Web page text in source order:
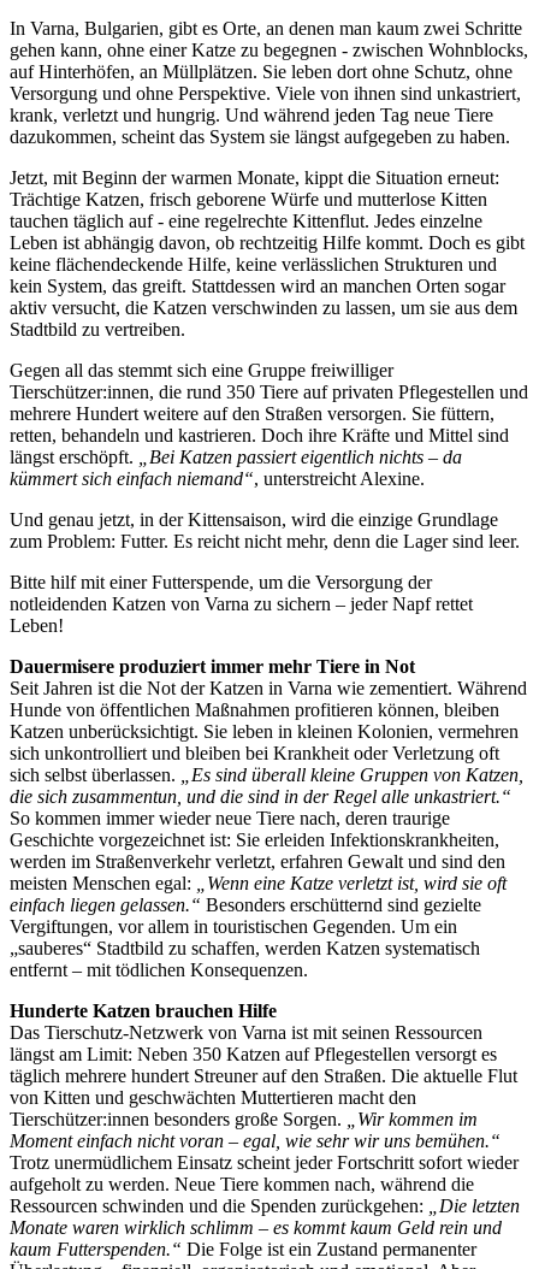
In Varna, Bulgarien, gibt es Orte, an denen man kaum zwei Schritte
gehen kann, ohne einer Katze zu begegnen - zwischen Wohnblocks,
auf Hinterhöfen, an Müllplätzen. Sie leben dort ohne Schutz, ohne
Versorgung und ohne Perspektive. Viele von ihnen sind unkastriert,
krank, verletzt und hungrig. Und während jeden Tag neue Tiere
dazukommen, scheint das System sie längst aufgegeben zu haben.
Jetzt, mit Beginn der warmen Monate, kippt die Situation erneut:
Trächtige Katzen, frisch geborene Würfe und mutterlose Kitten
tauchen täglich auf - eine regelrechte Kittenflut. Jedes einzelne
Leben ist abhängig davon, ob rechtzeitig Hilfe kommt. Doch es gibt
keine flächendeckende Hilfe, keine verlässlichen Strukturen und
kein System, das greift. Stattdessen wird an manchen Orten sogar
aktiv versucht, die Katzen verschwinden zu lassen, um sie aus dem
Stadtbild zu vertreiben.
Gegen all das stemmt sich eine Gruppe freiwilliger
Tierschützer:innen, die rund 350 Tiere auf privaten Pflegestellen und
mehrere Hundert weitere auf den Straßen versorgen. Sie füttern,
retten, behandeln und kastrieren. Doch ihre Kräfte und Mittel sind
längst erschöpft.
„Bei Katzen passiert eigentlich nichts – da
kümmert sich einfach niemand“, unterstreicht Alexine.
Und genau jetzt, in der Kittensaison, wird die einzige Grundlage
zum Problem: Futter. Es reicht nicht mehr, denn die Lager sind leer.
Bitte hilf mit einer Futterspende, um die Versorgung der
notleidenden Katzen von Varna zu sichern – jeder Napf rettet
Leben!
Dauermisere produziert immer mehr Tiere in Not
Seit Jahren ist die Not der Katzen in Varna wie zementiert. Während
Hunde von öffentlichen Maßnahmen profitieren können, bleiben
Katzen unberücksichtigt. Sie leben in kleinen Kolonien, vermehren
sich unkontrolliert und bleiben bei Krankheit oder Verletzung oft
sich selbst überlassen.
„Es sind überall kleine Gruppen von Katzen,
die sich zusammentun, und die sind in der Regel alle unkastriert.“
So kommen immer wieder neue Tiere nach, deren traurige
Geschichte vorgezeichnet ist: Sie erleiden Infektionskrankheiten,
werden im Straßenverkehr verletzt, erfahren Gewalt und sind den
meisten Menschen egal:
„Wenn eine Katze verletzt ist, wird sie oft
einfach liegen gelassen.“ Besonders erschütternd sind gezielte
Vergiftungen, vor allem in touristischen Gegenden. Um ein
„sauberes“ Stadtbild zu schaffen, werden Katzen systematisch
entfernt – mit tödlichen Konsequenzen.
Hunderte Katzen brauchen Hilfe
Das Tierschutz-Netzwerk von Varna ist mit seinen Ressourcen
längst am Limit: Neben 350 Katzen auf Pflegestellen versorgt es
täglich mehrere hundert Streuner auf den Straßen. Die aktuelle Flut
von Kitten und geschwächten Muttertieren macht den
Tierschützer:innen besonders große Sorgen.
„Wir kommen im
Moment einfach nicht voran – egal, wie sehr wir uns bemühen.“
Trotz unermüdlichem Einsatz scheint jeder Fortschritt sofort wieder
aufgeholt zu werden. Neue Tiere kommen nach, während die
Ressourcen schwinden und die Spenden zurückgehen:
„Die letzten
Monate waren wirklich schlimm – es kommt kaum Geld rein und
kaum Futterspenden.“ Die Folge ist ein Zustand permanenter